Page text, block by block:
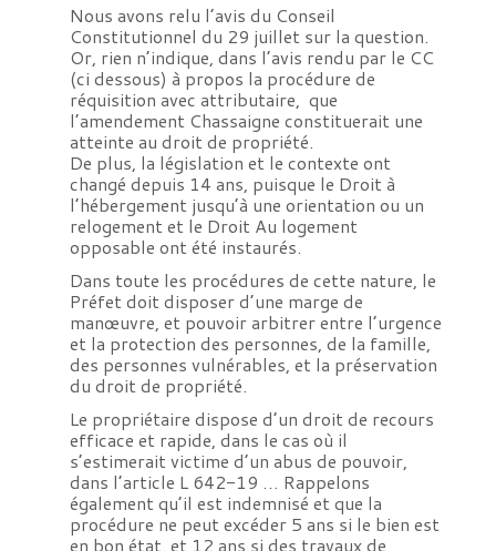
Nous avons relu l’avis du Conseil
Constitutionnel du 29 juillet sur la question.
Or, rien n’indique, dans l’avis rendu par le CC
(ci dessous) à propos la procédure de
réquisition avec attributaire, que
l’amendement Chassaigne constituerait une
atteinte au droit de propriété.
De plus, la législation et le contexte ont
changé depuis 14 ans, puisque le Droit à
l’hébergement jusqu’à une orientation ou un
relogement et le Droit Au logement
opposable ont été instaurés.
Dans toute les procédures de cette nature, le
Préfet doit disposer d’une marge de
manœuvre, et pouvoir arbitrer entre l’urgence
et la protection des personnes, de la famille,
des personnes vulnérables, et la préservation
du droit de propriété.
Le propriétaire dispose d’un droit de recours
efficace et rapide, dans le cas où il
s’estimerait victime d’un abus de pouvoir,
dans l’article L 642-19 … Rappelons
également qu’il est indemnisé et que la
procédure ne peut excéder 5 ans si le bien est
en bon état, et 12 ans si des travaux de